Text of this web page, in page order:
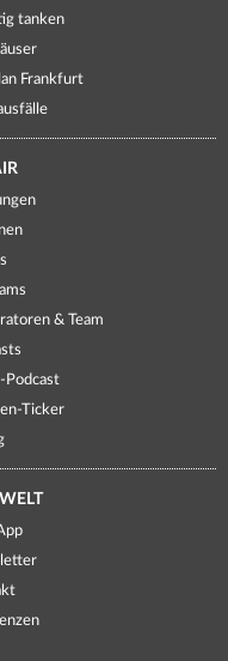
tanken
Frankfurt
& Team
Podcast
Ticker